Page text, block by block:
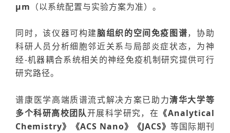
μm （以系统配置与实验方案为准）。
同时，该仪器可构建脑组织的空间免疫图谱，协助
科研人员 分析细胞邻近关系与局部炎症状态，为神
经-机器耦合系统相关的神经免疫机制研究提供可行
研究路径。
谱康医学高端质谱流式解决方案已助力清华大学等
多个科研高校团队开展科学研究， 在 《Analytical
Chemistry》《ACS Nano》《JACS》等国际期刊